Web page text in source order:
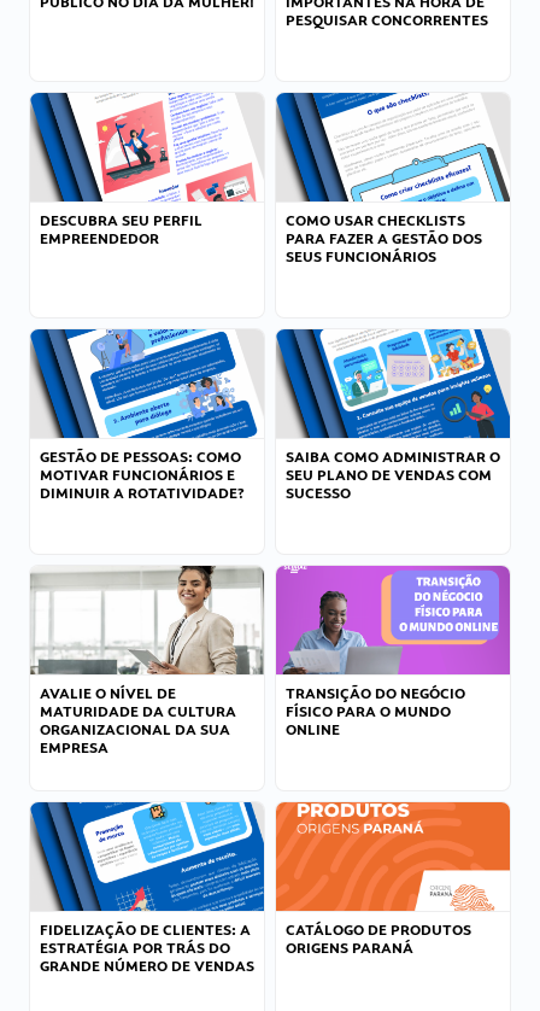
PESQUISAR CONCORRENTES
DESCUBRA SEU PERFIL
EMPREENDEDOR
COMO USAR CHECKLISTS
PARA FAZER A GESTÃO DOS
SEUS FUNCIONÁRIOS
GESTÃO DE PESSOAS: COMO
MOTIVAR FUNCIONÁRIOS E
DIMINUIR A ROTATIVIDADE?
SAIBA COMO ADMINISTRAR O
SEU PLANO DE VENDAS COM
SUCESSO
AVALIE O NÍVEL DE
MATURIDADE DA CULTURA
ORGANIZACIONAL DA SUA
EMPRESA
TRANSIÇÃO DO NEGÓCIO
FÍSICO PARA O MUNDO
ONLINE
FIDELIZAÇÃO DE CLIENTES: A
ESTRATÉGIA POR TRÁS DO
GRANDE NÚMERO DE VENDAS
CATÁLOGO DE PRODUTOS
ORIGENS PARANÁ